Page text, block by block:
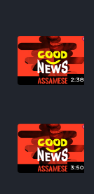
2:38
3:50